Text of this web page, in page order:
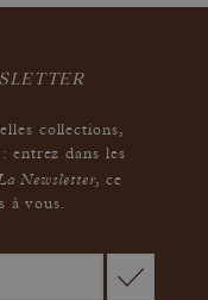
collections,
entrez dans les
Newsletter,ce
à vous.